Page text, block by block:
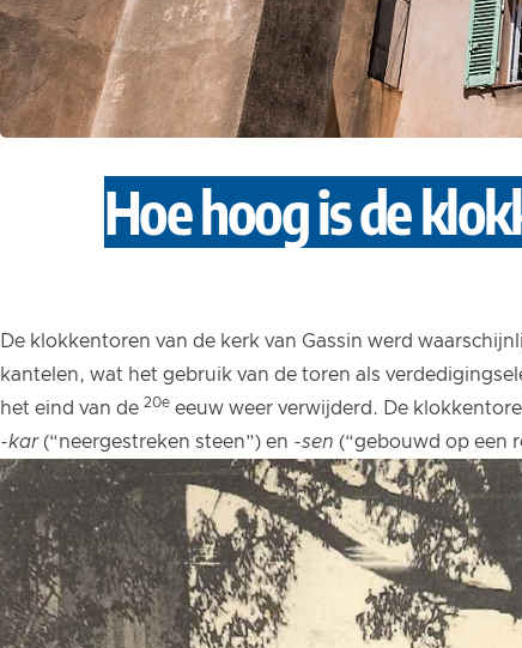
Hoe hoog is de
De klokkentoren van de kerk van Gassin werd
kantelen, wat het gebruik van de toren als
het eind van de 20e eeuw weer verwijderd. De
-kar (“neergestreken steen”) en -sen (“gebouwd op een